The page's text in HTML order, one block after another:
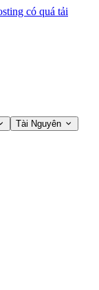
có quá tải
Tài Nguyên